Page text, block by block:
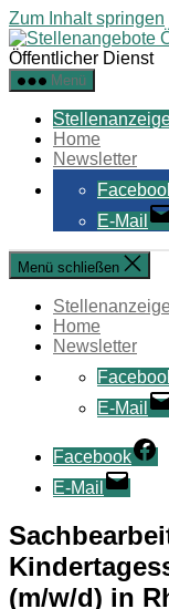
Zum Inhalt springen
Öffentlicher Dienst
Menü
Home
Newsletter
E-Mail
Menü schließen
Home
Newsletter
E-Mail
Facebook
E-Mail
(m/w/d) in